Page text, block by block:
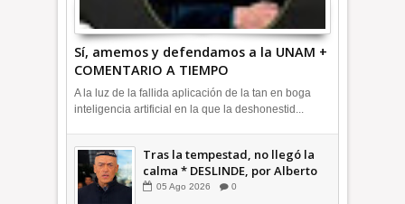
Sí, amemos y defendamos a la UNAM +
COMENTARIO A TIEMPO
A la luz de la fallida aplicación de la tan en boga
inteligencia artificial en la que la deshonestid...
Tras la tempestad, no llegó la
calma * DESLINDE, por Alberto
Witvrun OPINIÓN
05 Ago 2026 0